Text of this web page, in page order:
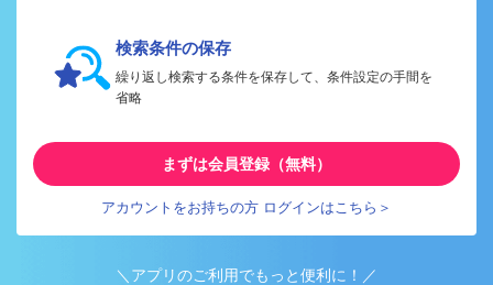
検索条件の保存
繰り返し検索する条件を保存して、条件設定の手間を
省略
まずは会員登録（無料）
アカウントをお持ちの方 ログインはこちら＞
＼アプリのご利用でもっと便利に！／